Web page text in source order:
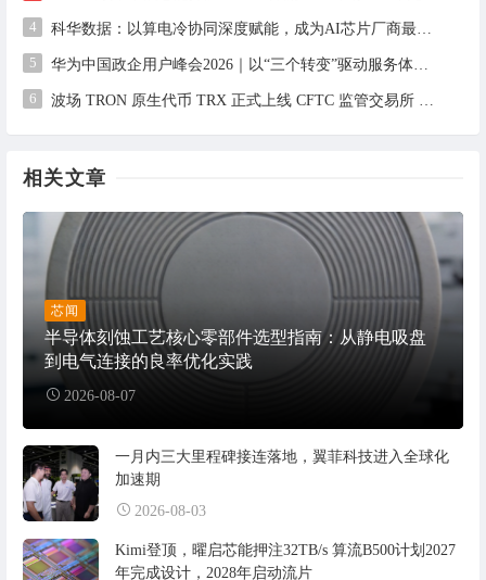
4
5
6
相关文章
芯闻
半导体刻蚀工艺核心零部件选型指南：从静电吸盘
到电气连接的良率优化实践
2026-08-07
一月内三大里程碑接连落地，翼菲科技进入全球化
加速期
2026-08-03
Kimi登顶，曜启芯能押注32TB/s 算流B500计划2027
年完成设计，2028年启动流片